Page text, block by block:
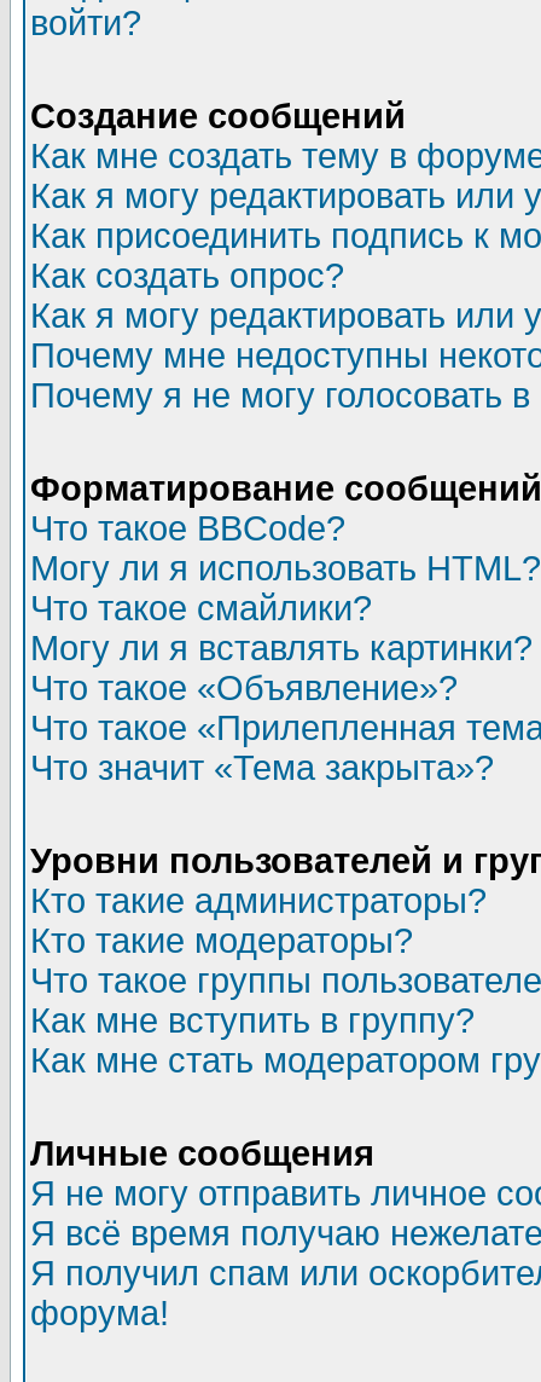
войти?
Создание сообщений
Как мне создать тему в
Как я могу редактировать или
Как присоединить подпись к
Как создать опрос?
Как я могу редактировать или
Почему мне недоступны
Почему я не могу голосовать
Форматирование
Что такое BBCode?
Могу ли я использовать HTML?
Что такое смайлики?
Могу ли я вставлять картинки?
Что такое «Объявление»?
Что такое «Прилепленная
Что значит «Тема закрыта»?
Уровни пользователей и
Кто такие администраторы?
Кто такие модераторы?
Что такое группы
Как мне вступить в группу?
Как мне стать модератором
Личные сообщения
Я не могу отправить личное
Я всё время получаю
Я получил спам или
форума!